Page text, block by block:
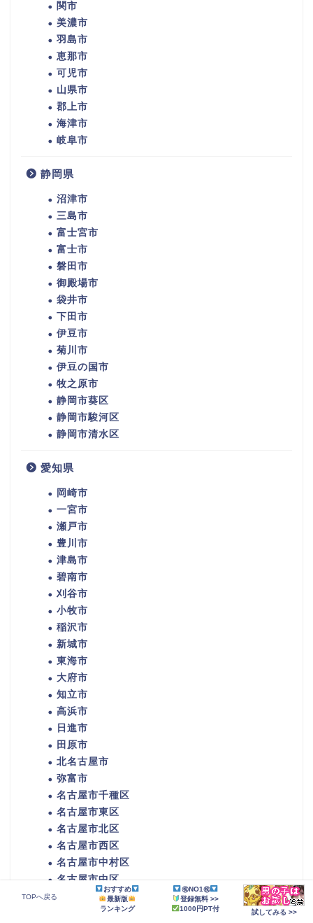
関市
美濃市
羽島市
恵那市
可児市
山県市
郡上市
海津市
岐阜市
静岡県
沼津市
三島市
富士宮市
富士市
磐田市
御殿場市
袋井市
下田市
伊豆市
菊川市
伊豆の国市
牧之原市
静岡市葵区
静岡市駿河区
静岡市清水区
愛知県
岡崎市
一宮市
瀬戸市
豊川市
津島市
碧南市
刈谷市
小牧市
稲沢市
新城市
東海市
大府市
知立市
高浜市
日進市
田原市
北名古屋市
弥富市
名古屋市千種区
名古屋市東区
名古屋市北区
名古屋市西区
名古屋市中村区
名古屋市中区
名古屋市昭和区
名古屋市瑞穂区
TOPへ戻る
おすすめ
最新版
ランキング
㊗NO1㊗
登録無料 >>
1000円PT付
試してみる >>